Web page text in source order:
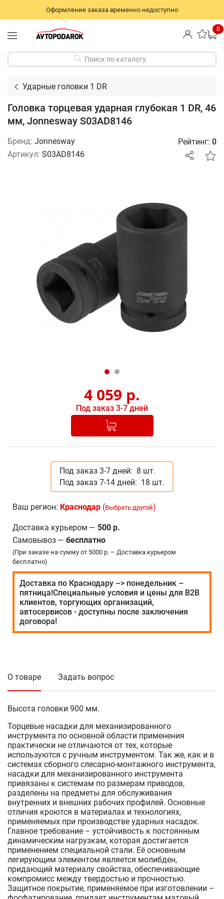
Оформление заказа временно недоступно
0
Поиск по каталогу
Ударные головки 1 DR
Головка торцевая ударная глубокая 1 DR, 46
мм, Jonnesway S03AD8146
Бренд: Jonnesway
Артикул: S03AD8146
Рейтинг: 0
4 059 р.
Под заказ 3-7 дней
Добавлено в корзину
Под заказ 3-7 дней: 8 шт.
Под заказ 7-14 дней: 18 шт.
Ваш регион: Краснодар (Выбрать другой)
Доставка курьером — 500 р.
Самовывоз — бесплатно
(При заказе на сумму от 5000 р. – Доставка курьером
бесплатно)
Доставка по Краснодару –> понедельник –
пятница!Специальные условия и цены для В2В
клиентов, торгующих организаций,
автосервисов - доступны после заключения
договора!
О товаре Задать вопрос
Высота головки 900 мм.
Торцевые насадки для механизированного
инструмента по основной области применения
практически не отличаются от тех, которые
используются с ручным инструментом. Так же, как и в
системах сборного слесарно-монтажного инструмента,
насадки для механизированного инструмента
привязаны к системам по размерам приводов,
разделены на предметы для обслуживания
внутренних и внешних рабочих профилей. Основные
отличия кроются в материалах и технологиях,
применяемых при производстве ударных насадок.
Главное требование – устойчивость к постоянным
динамическим нагрузкам, которая достигается
применением специальной стали. Её основным
легирующим элементом является молибден,
придающий материалу свойства, обеспечивающие
компромисс между твердостью и прочностью.
Защитное покрытие, применяемое при изготовлении –